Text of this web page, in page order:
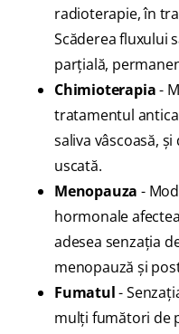
radioterapie, în
Scăderea fluxului
parţială,
Chimioterapia-
tratamentul
saliva vâscoasă,
uscată.
Menopauza -
hormonale
adesea senzaţia
menopauză şi
Fumatul-
mulţi fumători de